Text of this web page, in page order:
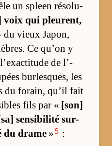
un spleen ré­so­lu­
voix qui pleu­rent,
du vieux Ja­pon,
Ce qu’on y
de l’­
bur­lesques, les
du fo­rain, qu’il fait
fils par « [son]
sen­si­bi­lité sur­
du drame » 5 :